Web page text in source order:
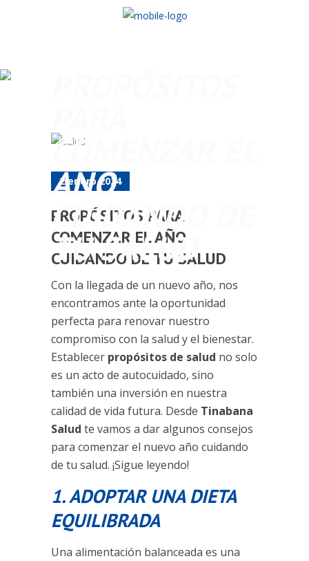
COMENZAR EL
AÑO
CUIDANDO DE
TU SALUD
2 enero 2024
PROPÓSITOS PARA
COMENZAR EL AÑO
CUIDANDO DE TU SALUD
Con la llegada de un nuevo año, nos
encontramos ante la oportunidad
perfecta para renovar nuestro
compromiso con la salud y el bienestar.
Establecer propósitos de salud no solo
es un acto de autocuidado, sino
también una inversión en nuestra
calidad de vida futura. Desde Tinabana
Salud te vamos a dar algunos consejos
para comenzar el nuevo año cuidando
de tu salud. ¡Sigue leyendo!
1. ADOPTAR UNA DIETA
EQUILIBRADA
Una alimentación balanceada es una